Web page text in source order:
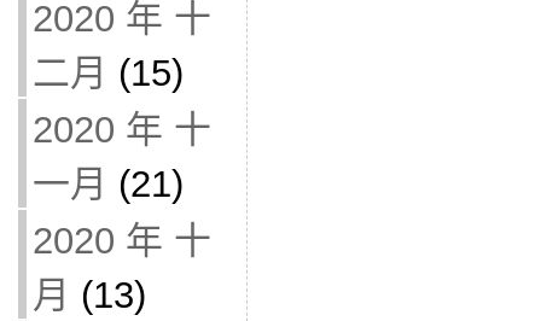
2020 年 十
二月 (15)
2020 年 十
一月 (21)
2020 年 十
月 (13)